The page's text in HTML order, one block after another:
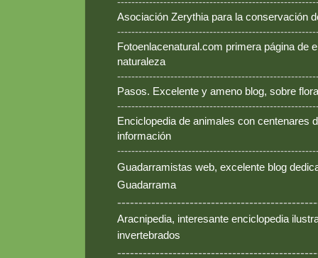
Asociación Zerythia para la conservación
Fotoenlacenatural.com primera página de
naturaleza
Pasos. Excelente y ameno blog, sobre
Enciclopedia de animales con centenares
información
Guadarramistas web, excelente blog
Guadarrama
Aracnipedia, interesante enciclopedia
invertebrados